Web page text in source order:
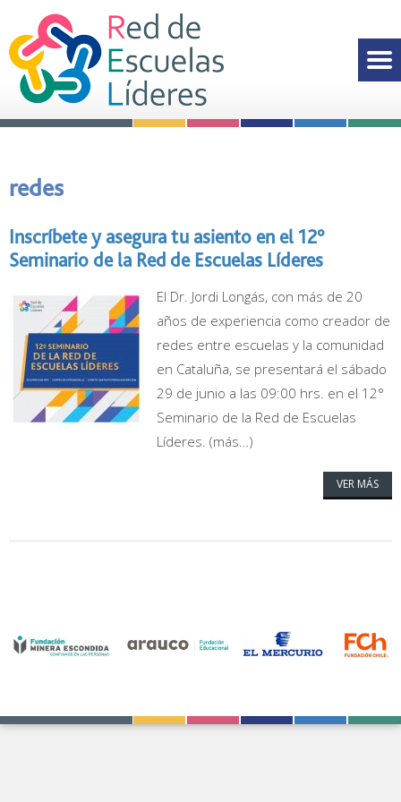
redes
Inscríbete y asegura tu asiento en el 12°
Seminario de la Red de Escuelas Líderes
El Dr. Jordi Longás, con más de 20
años de experiencia como creador de
redes entre escuelas y la comunidad
en Cataluña, se presentará el sábado
29 de junio a las 09:00 hrs. en el 12°
Seminario de la Red de Escuelas
Líderes. (más…)
VER MÁS